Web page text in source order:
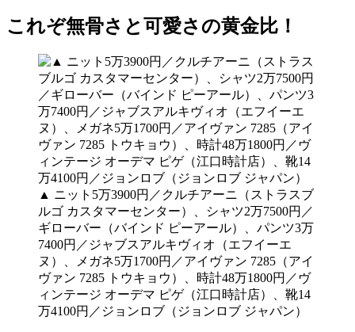
これぞ無骨さと可愛さの黄金比！
▲ ニット5万3900円／クルチアーニ（ストラスブ
ルゴ カスタマーセンター）、シャツ2万7500円／
ギローバー（バインド ピーアール）、パンツ3万
7400円／ジャブスアルキヴィオ（エフイーエ
ヌ）、メガネ5万1700円／アイヴァン 7285（アイ
ヴァン 7285 トウキョウ）、時計48万1800円／ヴ
ィンテージ オーデマ ピゲ（江口時計店）、靴14
万4100円／ジョンロブ（ジョンロブ ジャパン）